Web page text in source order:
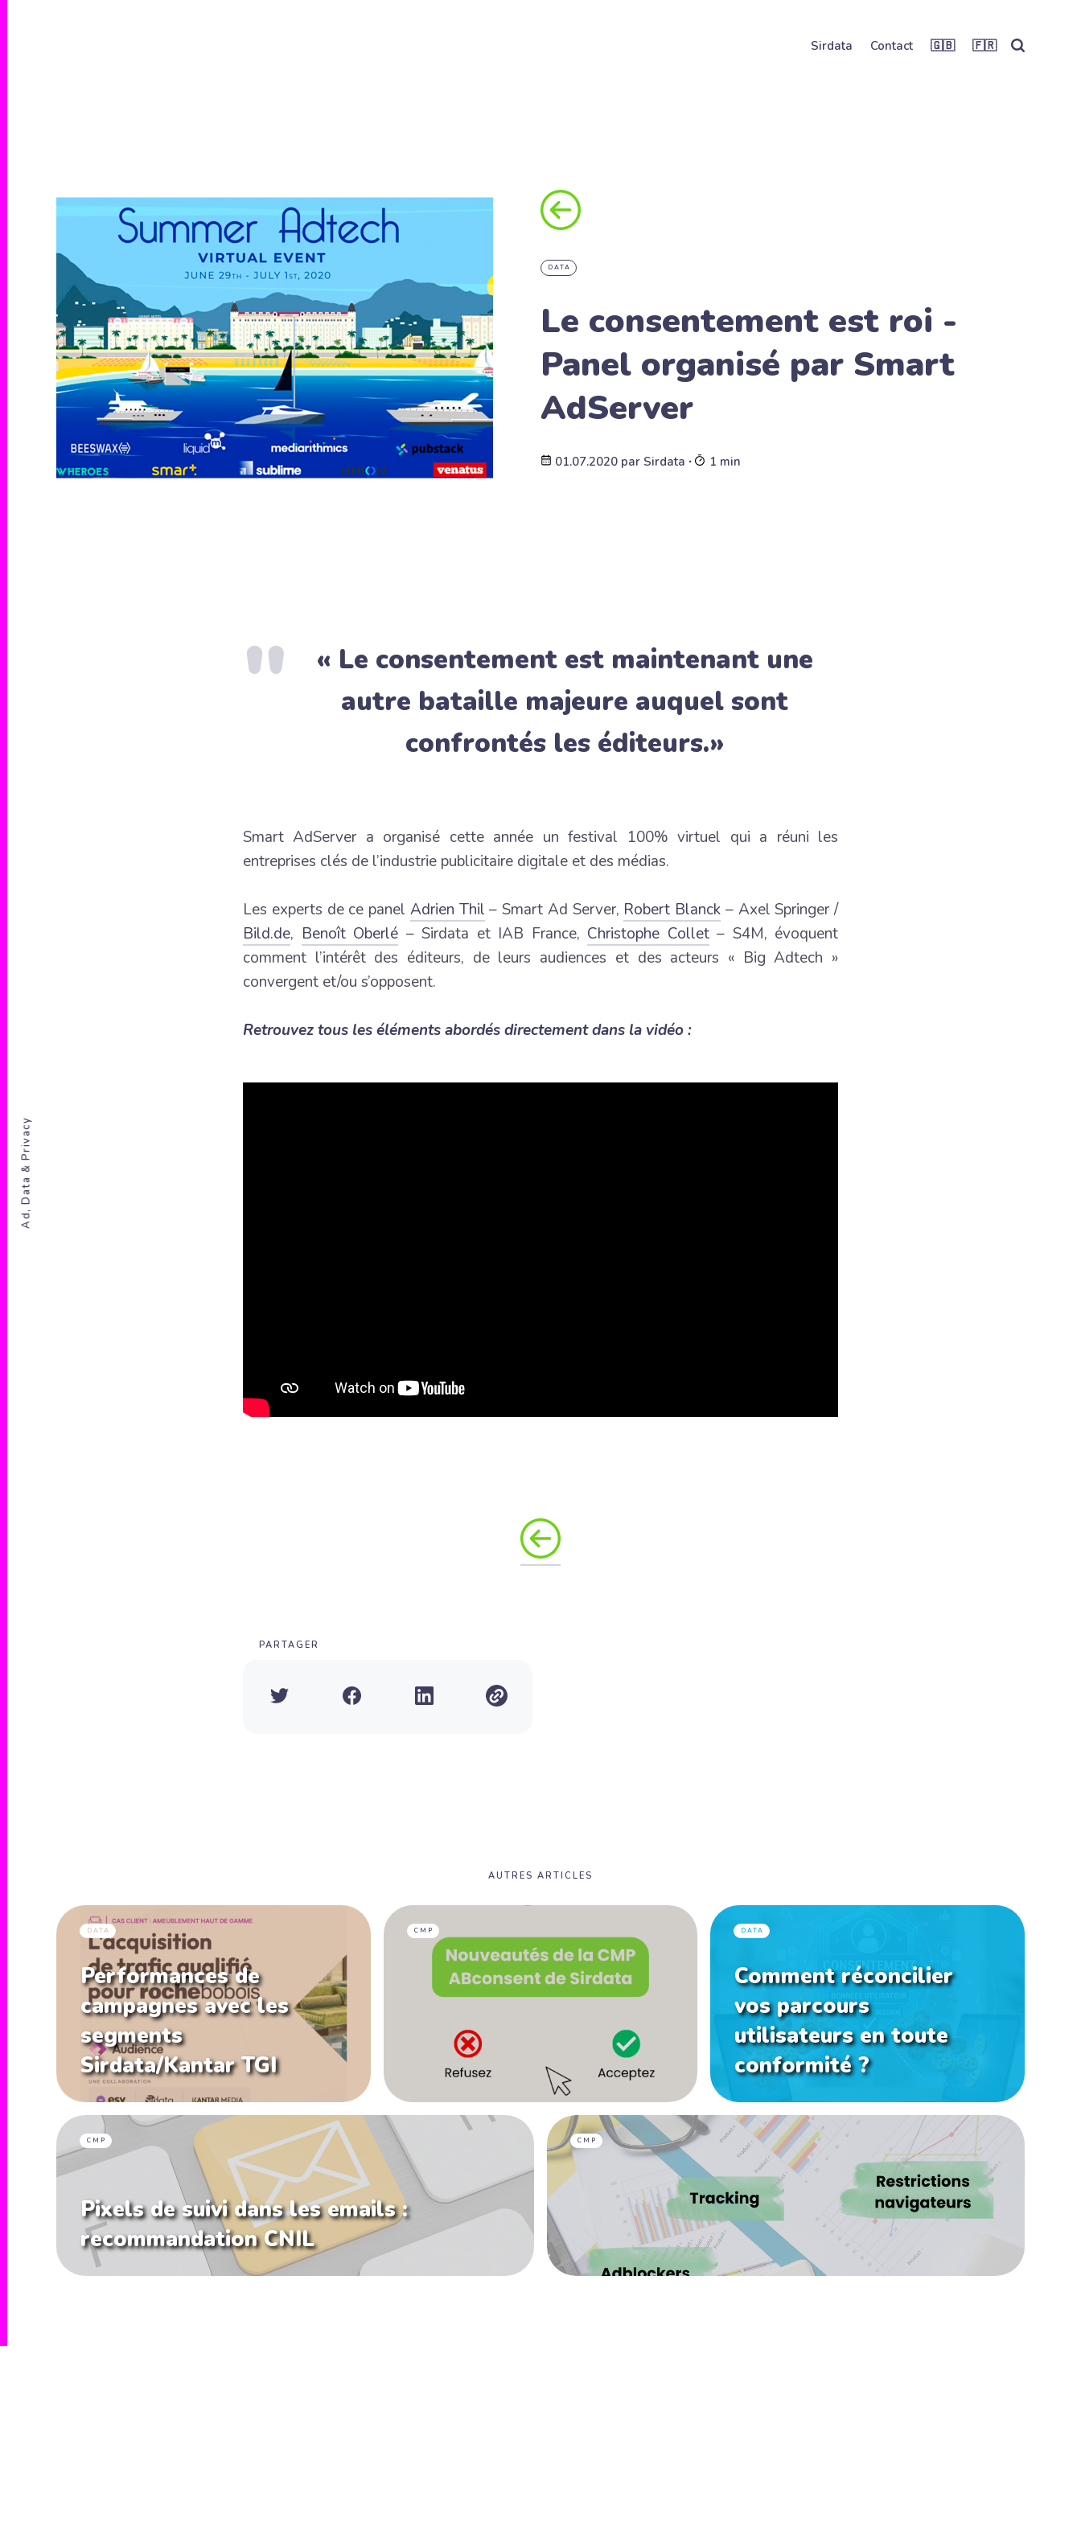
Sirdata Contact 🇬🇧 🇫🇷
DATA
Le consentement est roi -
Panel organisé par Smart
AdServer
01.07.2020 par Sirdata ∙ 1 min
« Le consentement est maintenant une
autre bataille majeure auquel sont
confrontés les éditeurs.»
Smart AdServer a organisé cette année un festival 100% virtuel qui a réuni les
entreprises clés de l’industrie publicitaire digitale et des médias.
Les experts de ce panel Adrien Thil – Smart Ad Server, Robert Blanck – Axel Springer /
Bild.de, Benoît Oberlé – Sirdata et IAB France, Christophe Collet– S4M, évoquent
comment l’intérêt des éditeurs, de leurs audiences et des acteurs « Big Adtech »
convergent et/ou s’opposent.
Retrouvez tous les éléments abordés directement dans la vidéo :
PARTAGER
AUTRES ARTICLES
DATA
Performances de
campagnes avec les
segments
Sirdata/Kantar TGI
CMP DATA
Comment réconcilier
vos parcours
utilisateurs en toute
conformité ?
CMP
Pixels de suivi dans les emails :
recommandation CNIL
CMP
Ad, Data & Privacy